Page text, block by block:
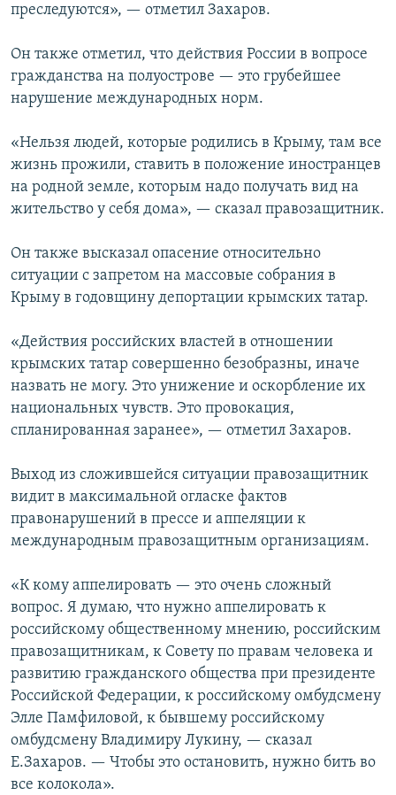
преследуются», — отметил Захаров.
Он также отметил, что действия России в вопросе
гражданства на полуострове — это грубейшее
нарушение международных норм.
«Нельзя людей, которые родились в Крыму, там все
жизнь прожили, ставить в положение иностранцев
на родной земле, которым надо получать вид на
жительство у себя дома», — сказал правозащитник.
Он также высказал опасение относительно
ситуации с запретом на массовые собрания в
Крыму в годовщину депортации крымских татар.
«Действия российских властей в отношении
крымских татар совершенно безобразны, иначе
назвать не могу. Это унижение и оскорбление их
национальных чувств. Это провокация,
спланированная заранее», — отметил Захаров.
Выход из сложившейся ситуации правозащитник
видит в максимальной огласке фактов
правонарушений в прессе и аппеляции к
международным правозащитным организациям.
«К кому аппелировать — это очень сложный
вопрос. Я думаю, что нужно аппелировать к
российскому общественному мнению, российским
правозащитникам, к Совету по правам человека и
развитию гражданского общества при президенте
Российской Федерации, к российскому омбудсмену
Элле Памфиловой, к бывшему российскому
омбудсмену Владимиру Лукину, — сказал
Е.Захаров. — Чтобы это остановить, нужно бить во
все колокола».